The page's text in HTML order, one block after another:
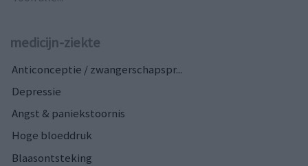
medicijn-ziekte
Anticonceptie / zwangerschapspr...
Depressie
Angst & paniekstoornis
Hoge bloeddruk
Blaasontsteking